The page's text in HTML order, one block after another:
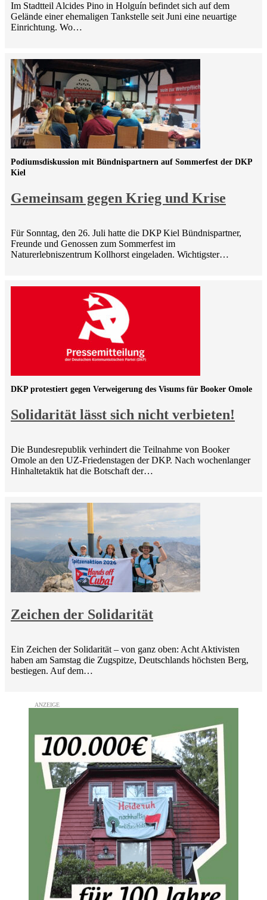
Im Stadtteil Alcides Pino in Holguín befindet sich auf dem
Gelände einer ehemaligen Tankstelle seit Juni eine neuartige
Einrichtung. Wo…
Gemeinsam gegen Krieg und Krise
Podiumsdiskussion mit Bündnispartnern auf Sommerfest der DKP
Kiel
Für Sonntag, den 26. Juli hatte die DKP Kiel Bündnispartner,
Freunde und Genossen zum Sommerfest im
Naturerlebniszentrum Kollhorst eingeladen. Wichtigster…
Solidarität lässt sich nicht verbieten!
DKP protestiert gegen Verweigerung des Visums für Booker Omole
Die Bundesrepublik verhindert die Teilnahme von Booker
Omole an den UZ-Friedenstagen der DKP. Nach wochenlanger
Hinhaltetaktik hat die Botschaft der…
Zeichen der Solidarität
Ein Zeichen der Solidarität – von ganz oben: Acht Aktivisten
haben am Samstag die Zugspitze, Deutschlands höchsten Berg,
bestiegen. Auf dem…